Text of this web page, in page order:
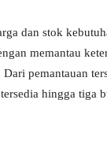
dan stok
memantau
pemantauan
hingga tiga